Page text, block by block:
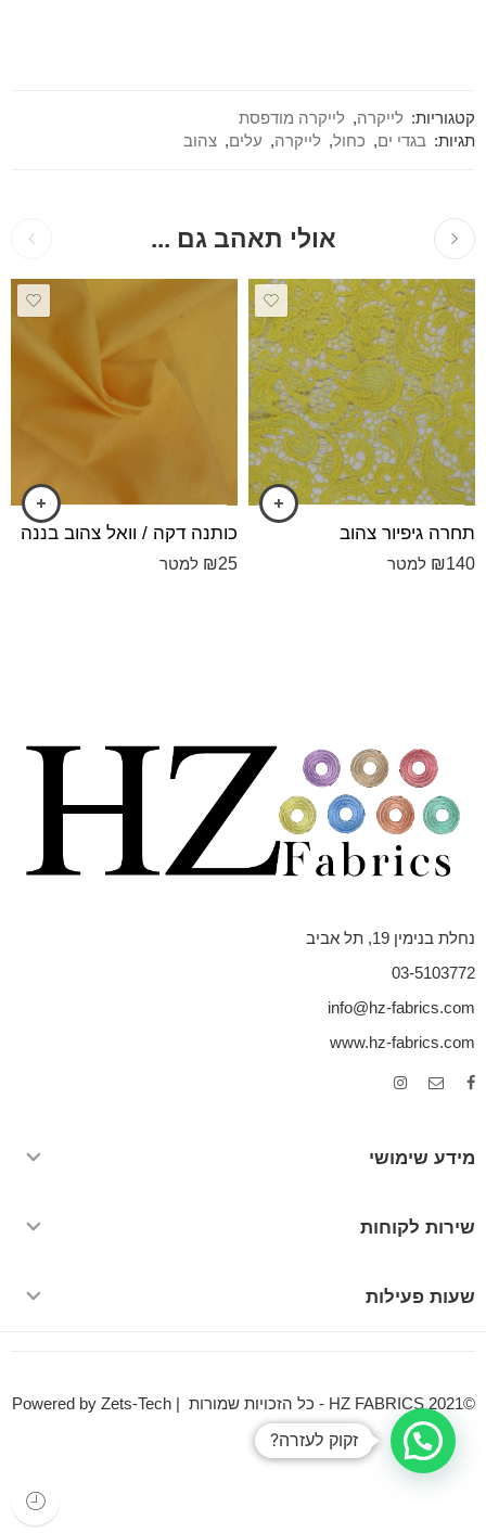
קטגוריות: לייקרה, לייקרה מודפסת
תגיות: בגדי ים, כחול, לייקרה, עלים, צהוב
אולי תאהב גם ...
תחרה גיפיור צהוב
₪140 למטר
כותנה דקה / וואל צהוב בננה
₪25 למטר
נחלת בנימין 19, תל אביב
03-5103772
info@hz-fabrics.com
www.hz-fabrics.com
מידע שימושי
שירות לקוחות
שעות פעילות
©HZ FABRICS 2021 - כל הזכויות שמורות | Powered by Zets-Tech
זקוק לעזרה?